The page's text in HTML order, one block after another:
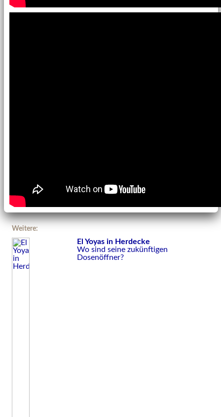
Weitere:
El Yoyas in Herdecke
Wo sind seine zukünftigen
Dosenöffner?